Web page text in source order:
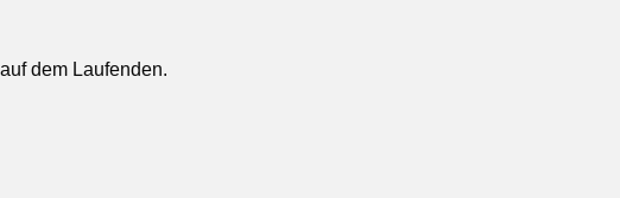
dem Laufenden.